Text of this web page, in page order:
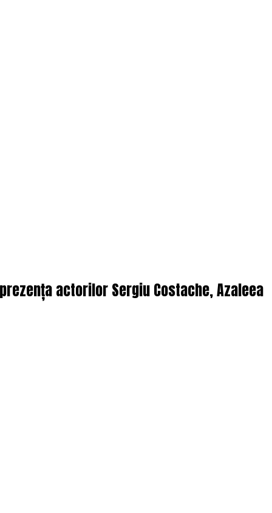
actorilor Sergiu Costache, Azaleea